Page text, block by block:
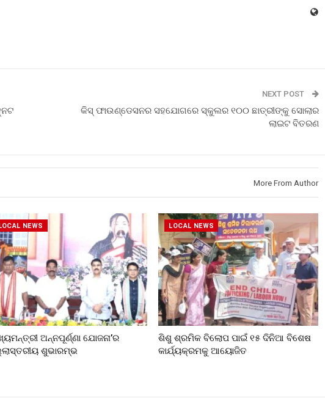
NEXT POST
କିସ୍ ଫାଉଣ୍ଡେସନର ସହଯୋଗରେ ସ୍କୁଲର ୧୦୦ ଛାତ୍ରୀଙ୍କୁ ସୋଲାର
ଲାଇଟ ବିତରଣ
More From Author
LOCAL NEWS
ଅନ୍ନପୂର୍ଣ୍ଣା ଯୋଜନା’ର
ଶୁଭାରମ୍ଭ
LOCAL NEWS
ଶିଶୁ ଶ୍ରମିକ ବିଲୋପ ପାଇଁ ୧୫ ଦିନିଆ ବିଶେଷ
କାର୍ଯ୍ୟକ୍ରମକୁ ଆୟୋଜିତ